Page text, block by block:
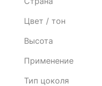
Цвет / тон
Высота
Применение
Тип цоколя